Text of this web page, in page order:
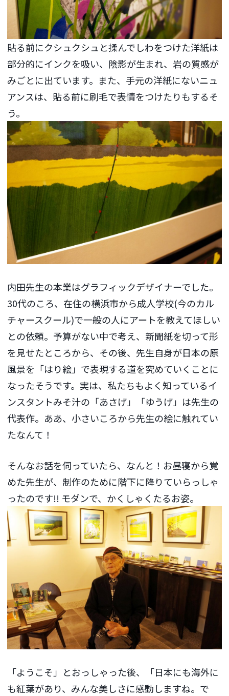
貼る前にクシュクシュと揉んでしわをつけた洋紙は
部分的にインクを吸い、陰影が生まれ、岩の質感が
みごとに出ています。また、手元の洋紙にないニュ
アンスは、貼る前に刷毛で表情をつけたりもするそ
う。
内田先生の本業はグラフィックデザイナーでした。
30代のころ、在住の横浜市から成人学校(今のカル
チャースクール)で一般の人にアートを教えてほしい
との依頼。予算がない中で考え、新聞紙を切って形
を見せたところから、その後、先生自身が日本の原
風景を「はり絵」で表現する道を究めていくことに
なったそうです。実は、私たちもよく知っているイ
ンスタントみそ汁の「あさげ」「ゆうげ」は先生の
代表作。ああ、小さいころから先生の絵に触れてい
たなんて！
そんなお話を伺っていたら、なんと！お昼寝から覚
めた先生が、制作のために階下に降りていらっしゃ
ったのです!! モダンで、かくしゃくたるお姿。
「ようこそ」とおっしゃった後、「日本にも海外に
も紅葉があり、みんな美しさに感動しますね。で